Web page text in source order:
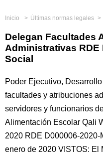
Inicio Últimas normas legales
Delegan Facultades
Administrativas
Social
Poder Ejecutivo,
facultades y atribuciones
servidores y funcionarios
Alimentación Escolar Qali
2020 RDE D000006-
enero de 2020 VISTOS: El